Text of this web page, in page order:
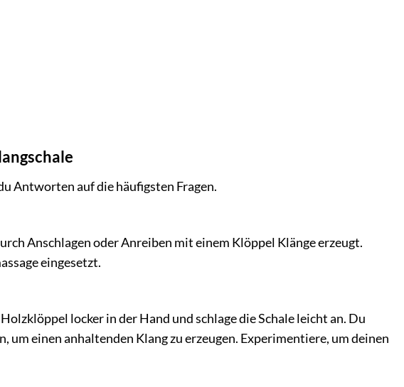
Antworten auf die häufigsten Fragen.
Anschlagen oder Anreiben mit einem Klöppel Klänge erzeugt.
eingesetzt.
locker in der Hand und schlage die Schale leicht an. Du
um einen anhaltenden Klang zu erzeugen. Experimentiere, um deinen